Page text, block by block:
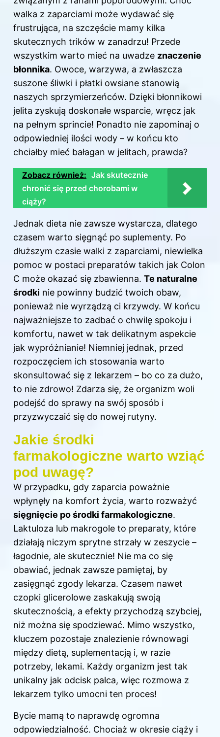
walka z zaparciami może wydawać się
frustrująca, na szczęście mamy kilka
skutecznych trików w zanadrzu! Przede
wszystkim warto mieć na uwadze znaczenie
błonnika. Owoce, warzywa, a zwłaszcza
suszone śliwki i płatki owsiane stanowią
naszych sprzymierzeńców. Dzięki błonnikowi
jelita zyskują doskonałe wsparcie, wręcz jak
na pełnym sprincie! Ponadto nie zapominaj o
odpowiedniej ilości wody – w końcu kto
chciałby mieć bałagan w jelitach, prawda?
Zobacz również: Jak skutecznie
chronić się przed chorobami w
ciąży?
Jednak dieta nie zawsze wystarcza, dlatego
czasem warto sięgnąć po suplementy. Po
dłuższym czasie walki z zaparciami, niewielka
pomoc w postaci preparatów takich jak Colon
C może okazać się zbawienna. Te naturalne
środki nie powinny budzić twoich obaw,
ponieważ nie wyrządzą ci krzywdy. W końcu
najważniejsze to zadbać o chwilę spokoju i
komfortu, nawet w tak delikatnym aspekcie
jak wypróżnianie! Niemniej jednak, przed
rozpoczęciem ich stosowania warto
skonsultować się z lekarzem – bo co za dużo,
to nie zdrowo! Zdarza się, że organizm woli
podejść do sprawy na swój sposób i
przyzwyczaić się do nowej rutyny.
Jakie środki
farmakologiczne warto wziąć
pod uwagę?
W przypadku, gdy zaparcia poważnie
wpłynęły na komfort życia, warto rozważyć
sięgnięcie po środki farmakologiczne.
Laktuloza lub makrogole to preparaty, które
działają niczym sprytne strzały w zeszycie –
łagodnie, ale skutecznie! Nie ma co się
obawiać, jednak zawsze pamiętaj, by
zasięgnąć zgody lekarza. Czasem nawet
czopki glicerolowe zaskakują swoją
skutecznością, a efekty przychodzą szybciej,
niż można się spodziewać. Mimo wszystko,
kluczem pozostaje znalezienie równowagi
między dietą, suplementacją i, w razie
potrzeby, lekami. Każdy organizm jest tak
unikalny jak odcisk palca, więc rozmowa z
lekarzem tylko umocni ten proces!
Bycie mamą to naprawdę ogromna
odpowiedzialność. Chociaż w okresie ciąży i